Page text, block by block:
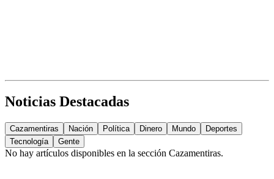
Noticias Destacadas
Cazamentiras Nación Política Dinero Mundo
Deportes
Tecnología
Gente
No hay artículos disponibles en la sección Cazamentiras.